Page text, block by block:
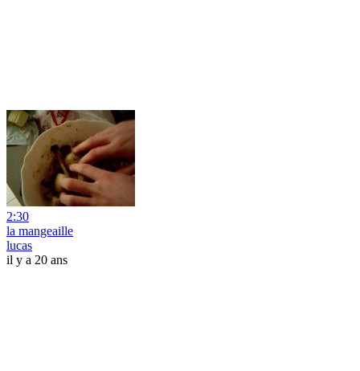
2:30
la mangeaille
lucas
il y a 20 ans